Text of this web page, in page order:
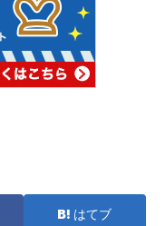
はてブ